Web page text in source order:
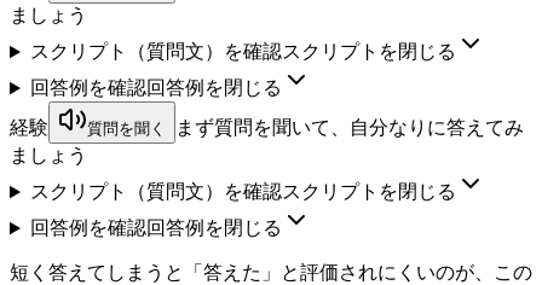
ましょう
スクリプト（質問文）を確認スクリプトを閉じる
回答例を確認回答例を閉じる
経験
質問を聞く
まず質問を聞いて、自分なりに答えてみ
ましょう
スクリプト（質問文）を確認スクリプトを閉じる
回答例を確認回答例を閉じる
短く答えてしまうと「答えた」と評価されにくいのが、この